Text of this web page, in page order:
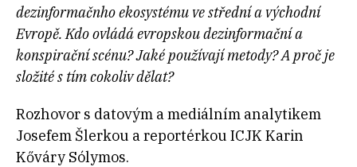
dezinformačnho ekosystému ve střední a východní
Evropě. Kdo ovládá evropskou dezinformační a
konspirační scénu? Jaké používají metody? A proč je
složité s tím cokoliv dělat?
Rozhovor s datovým a mediálním analytikem
Josefem Šlerkou a reportérkou ICJK Karin
Kőváry Sólymos.